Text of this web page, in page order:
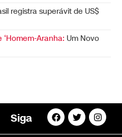
registra superávit de US$
‘Homem-Aranha: Um Novo
Siga